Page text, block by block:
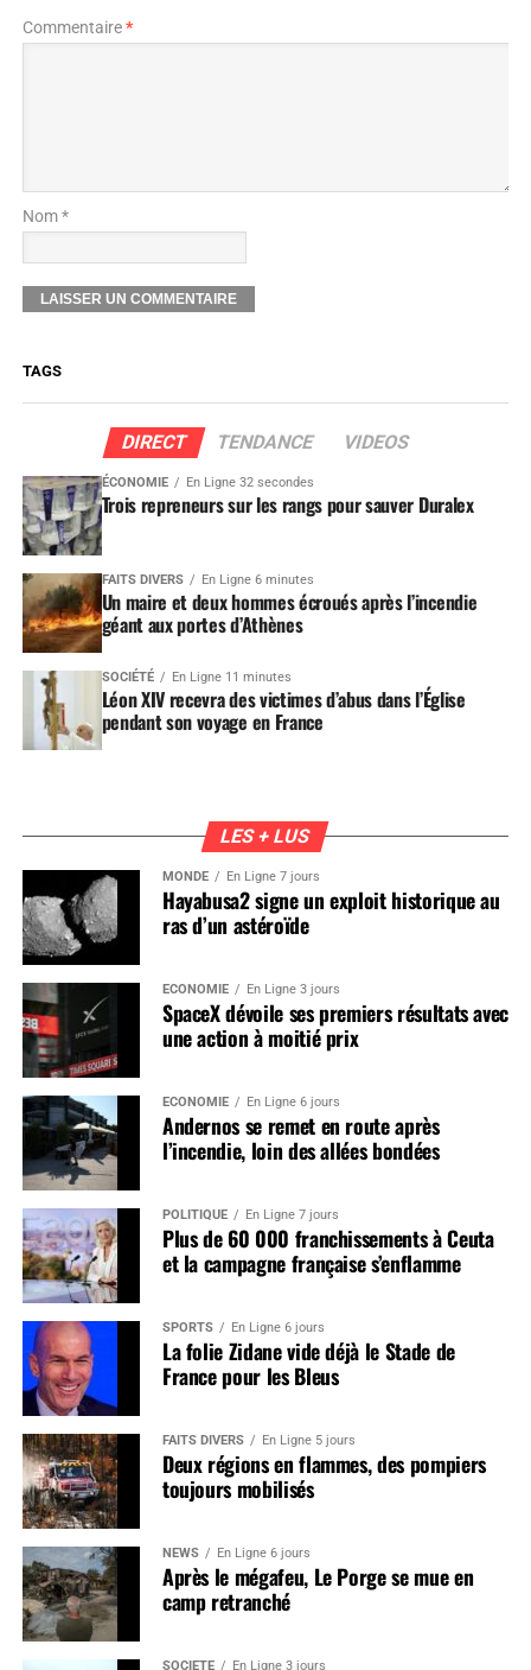
Commentaire*
Nom *
TAGS
DIRECT TENDANCE VIDEOS
ÉCONOMIE En Ligne 32 secondes
Trois repreneurs sur les rangs pour sauver Duralex
FAITS DIVERS En Ligne 6 minutes
Un maire et deux hommes écroués après l’incendie
géant aux portes d’Athènes
SOCIÉTÉ En Ligne 11 minutes
Léon XIV recevra des victimes d’abus dans l’Église
pendant son voyage en France
LES + LUS
MONDE En Ligne 7 jours
Hayabusa2 signe un exploit historique au
ras d’un astéroïde
ÉCONOMIE En Ligne 3 jours
SpaceX dévoile ses premiers résultats avec
une action à moitié prix
ÉCONOMIE En Ligne 6 jours
Andernos se remet en route après
l’incendie, loin des allées bondées
POLITIQUE En Ligne 7 jours
Plus de 60 000 franchissements à Ceuta
et la campagne française s’enflamme
SPORTS En Ligne 6 jours
La folie Zidane vide déjà le Stade de
France pour les Bleus
FAITS DIVERS En Ligne 5 jours
Deux régions en flammes, des pompiers
toujours mobilisés
NEWS En Ligne 6 jours
Après le mégafeu, Le Porge se mue en
camp retranché
SOCIÉTÉ En Ligne 3 jours